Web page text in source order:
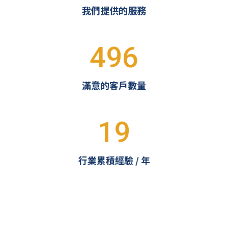
我們提供的服務
496
滿意的客戶數量
19
行業累積經驗 / 年